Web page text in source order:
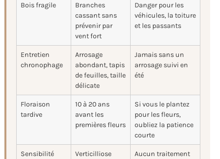
Bois fragile
Branches
cassant sans
prévenir par
vent fort
Danger pour les
véhicules, la toiture
et les passants
Entretien
chronophage
Arrosage
abondant, tapis
de feuilles, taille
délicate
Jamais sans un
arrosage suivi en
été
Floraison
tardive
10 à 20 ans
avant les
premières fleurs
Si vous le plantez
pour les fleurs,
oubliez la patience
courte
Sensibilité
Verticilliose
Aucun traitement